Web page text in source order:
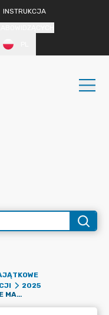
INSTRUKCJA
2025
EDYTA MAŁKIEWICZ - OŚWIADCZENIE MAJĄTKOWE ZŁOŻONE NA DZIEŃ 31 GRUDNIA 2024 R.